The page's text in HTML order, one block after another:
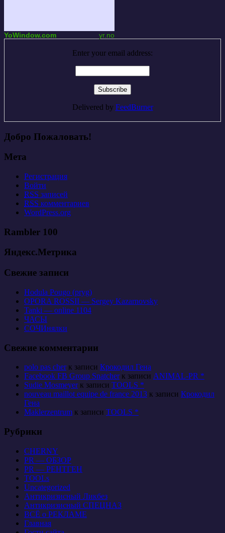
YoWindow.com yr.no
Enter your email address:
Delivered by FeedBurner
Добро Пожаловать!
Мета
Регистрация
Войти
RSS записей
RSS комментариев
WordPress.org
Rambler 100
Яндекс.Метрика
Свежие записи
Hodula Pougo (pryg)
OPORA ROSSII — Sergey Kazarnovsky
Tanki — online 1104
ЧАСЫ
СОЧИнялки
Свежие комментарии
polo pas cherк записи Крокодил Гена
Facebook FB Group Snatcherк записи ANIMAL-PR *
Sudie Mosmeyerк записи TOOLS *
nouveau maillot equipe de france 2013 к записи Крокодил
Гена
Maklerzentrum к записи TOOLS *
Рубрики
CHERNY
PR — ОБЗОР
PR — РЕНТГЕН
TOOLs
Uncategorized
Антикризисный Ликбез
Антикризисный СПЕЦНАЗ
ВСЁ о РЕКЛАМЕ
Главная